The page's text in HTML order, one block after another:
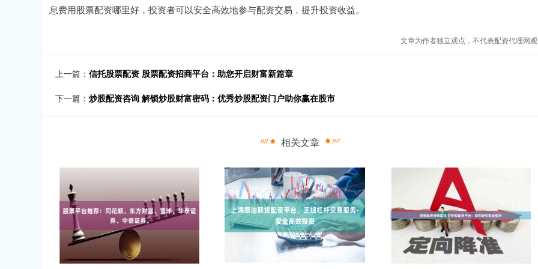
息费用股票配资哪里好，投资者可以安全高效地参与配资交易，提升投资收益。
文章为作者独立观点，不代表配资代理网
上一篇： 信托股票配资 股票配资招商平台：助您开启财富新篇章
下一篇： 炒股配资咨询 解锁炒股财富密码：优秀炒股配资门户助你赢在股市
相关文章